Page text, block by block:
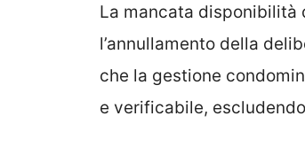
La mancata
l’annullamento della
che la gestione
e verificabile,